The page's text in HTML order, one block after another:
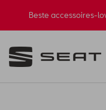
Beste accessoires-